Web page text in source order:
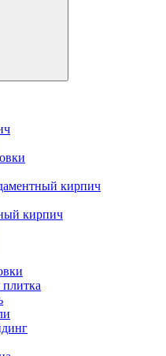
кирпич
кирпич